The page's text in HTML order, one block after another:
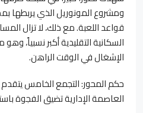
ومشروع المونوريل الذي يربطها
قواعد اللعبة. مع ذلك، لا تزال
السكانية التقليدية أكبر نسبياً،
الإشغال في الوقت الراهن.
حكم المحور: التجمع الخامس يتقدم
العاصمة الإدارية تضيق الفجوة